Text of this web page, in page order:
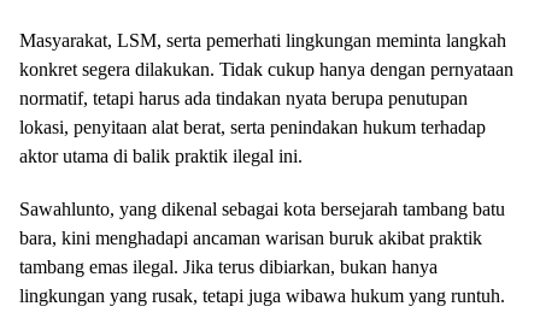
Masyarakat, LSM, serta pemerhati lingkungan meminta langkah
konkret segera dilakukan. Tidak cukup hanya dengan pernyataan
normatif, tetapi harus ada tindakan nyata berupa penutupan
lokasi, penyitaan alat berat, serta penindakan hukum terhadap
aktor utama di balik praktik ilegal ini.
Sawahlunto, yang dikenal sebagai kota bersejarah tambang batu
bara, kini menghadapi ancaman warisan buruk akibat praktik
tambang emas ilegal. Jika terus dibiarkan, bukan hanya
lingkungan yang rusak, tetapi juga wibawa hukum yang runtuh.